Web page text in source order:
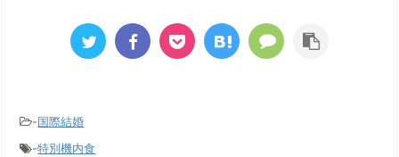
-国際結婚
-特別機内食